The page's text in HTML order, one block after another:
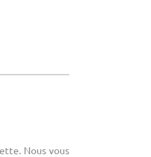
Nous vous